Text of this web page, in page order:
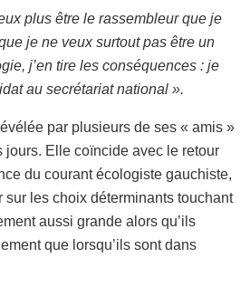
plus être le rassembleur que je
je ne veux surtout pas être un
j’en tire les conséquences : je
au secrétariat national ».
par plusieurs de ses « amis »
jours. Elle coïncide avec le retour
du courant écologiste gauchiste,
sur les choix déterminants touchant
aussi grande alors qu’ils
que lorsqu’ils sont dans